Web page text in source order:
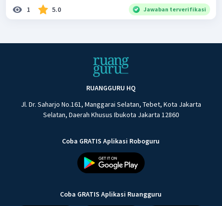
1 5.0 Jawaban terverifikasi
RUANGGURU HQ
Jl. Dr. Saharjo No.161, Manggarai Selatan, Tebet, Kota Jakarta
Selatan, Daerah Khusus Ibukota Jakarta 12860
Coba GRATIS Aplikasi Roboguru
Coba GRATIS Aplikasi Ruangguru